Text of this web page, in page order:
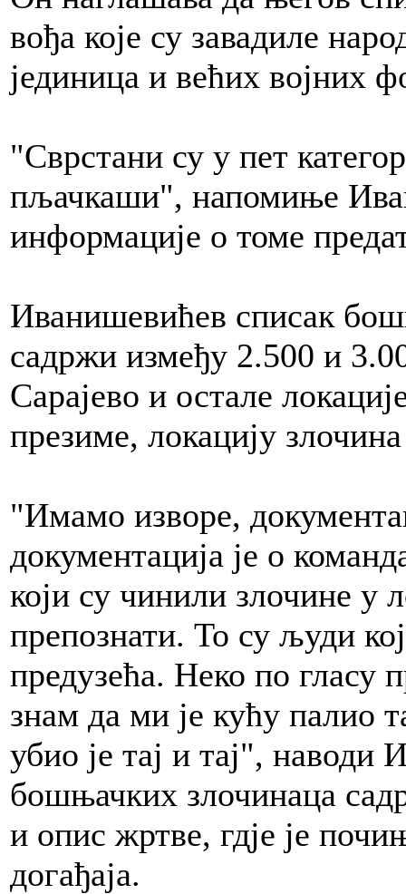
вођа које су завадиле
јединица и већих војних
"Сврстани су у пет
пљачкаши", напомиње
информације о томе
Иванишевићев списак
садржи између 2.500 и
Сарајево и остале
презиме, локацију
"Имамо изворе,
документација је о
који су чинили злочине у
препознати. То су људи
предузећа. Неко по гласу
знам да ми је кућу палио
убио је тај и тај", наводи
бошњачких злочинаца
и опис жртве, гдје је
догађаја.